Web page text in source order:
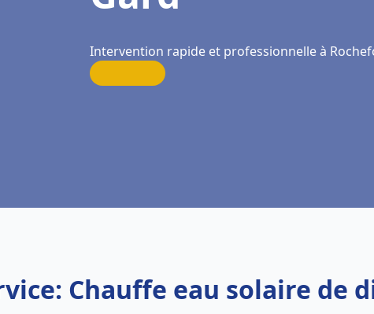
Intervention rapide et professionnelle à
Chauffe eau solaire de